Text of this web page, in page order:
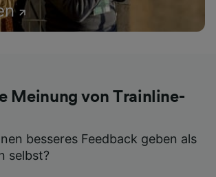
Meinung von Trainline-
besseres Feedback geben als
selbst?